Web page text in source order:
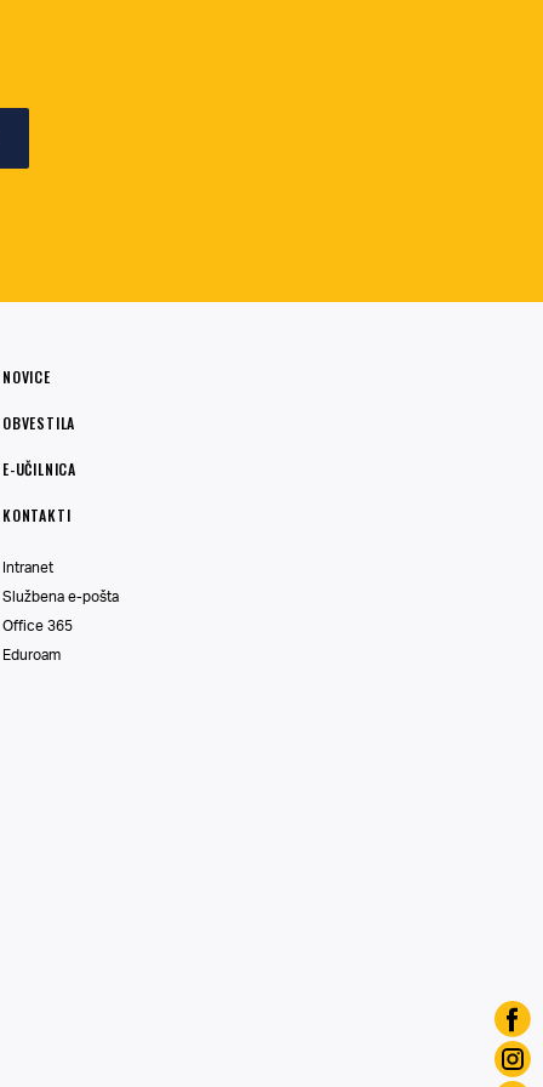
NOVICE
OBVESTILA
E-UČILNICA
KONTAKTI
Intranet
Službena e-pošta
Office 365
Eduroam